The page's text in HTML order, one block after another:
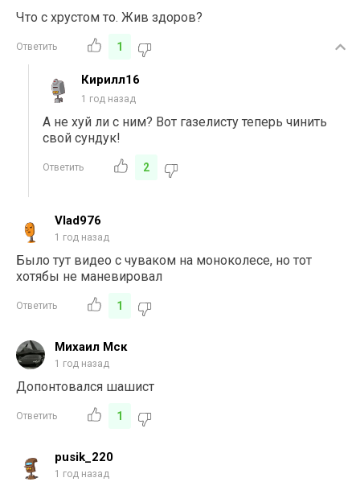
Что с хрустом то. Жив здоров?
Ответить 1
Кирилл16
1 год назад
А не хуй ли с ним? Вот газелисту теперь чинить
свой сундук!
Ответить 2
Vlad976
1 год назад
Было тут видео с чуваком на моноколесе, но тот
хотябы не маневировал
Ответить 1
Михаил Мск
1 год назад
Допонтовался шашист
Ответить 1
pusik_220
1 год назад